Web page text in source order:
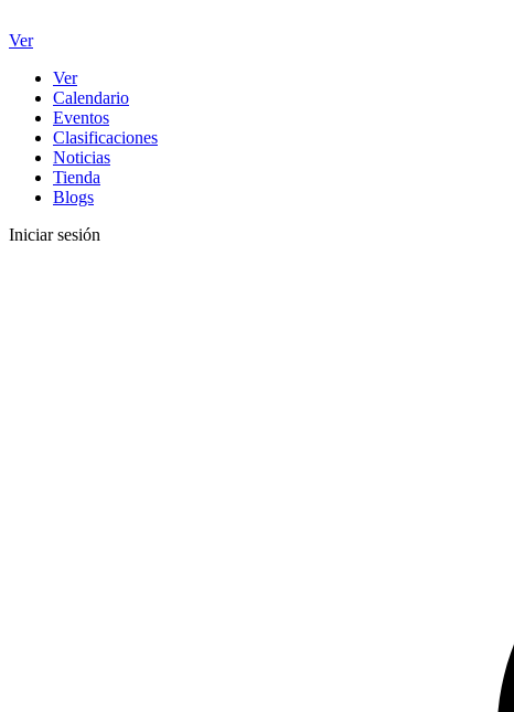
Ver
Ver
Calendario
Eventos
Clasificaciones
Noticias
Tienda
Blogs
Iniciar sesión